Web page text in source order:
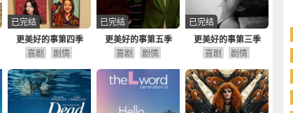
更美好的事第四季
已完结
喜剧 剧情
更美好的事第五季
已完结
喜剧 剧情
更美好的事第三季
已完结
喜剧 剧情